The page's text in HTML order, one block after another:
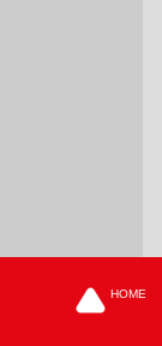
HOME